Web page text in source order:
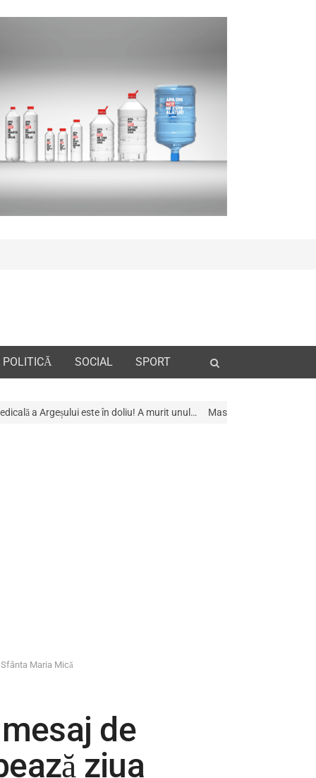
POLITICĂ SOCIAL SPORT
search
în doliu! A murit unul… Mascații au descins la Galeria de Artã din
Maria Mică
de
ziua